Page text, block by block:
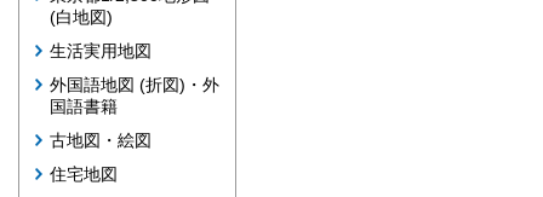
(白地図)
生活実用地図
外国語地図 (折図)・外
国語書籍
古地図・絵図
住宅地図